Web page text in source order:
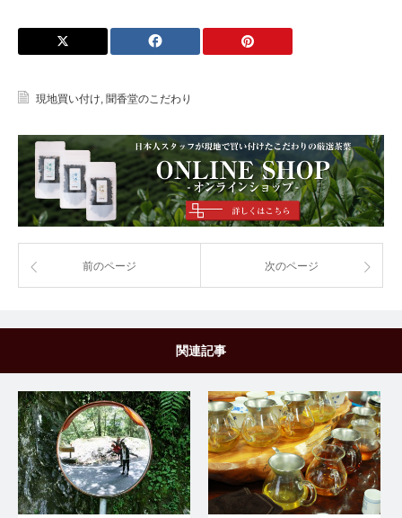
現地買い付け, 聞香堂のこだわり
前のページ 次のページ
関連記事